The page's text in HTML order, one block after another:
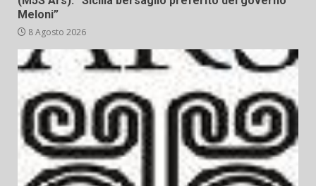
Meloni”
8 Agosto 2026